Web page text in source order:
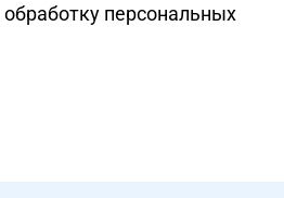
обработку персональных